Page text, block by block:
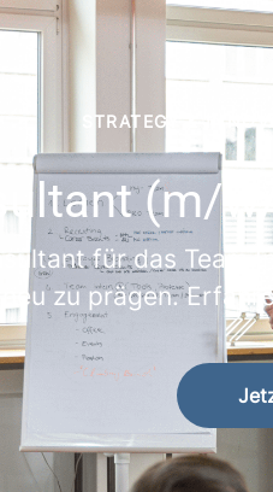
STRATEGY &
(m/
für das Team
zu prägen.